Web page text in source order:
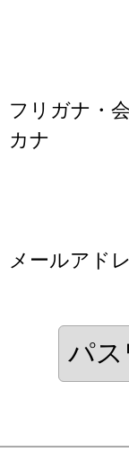
フリガナ・
カナ
メールアド